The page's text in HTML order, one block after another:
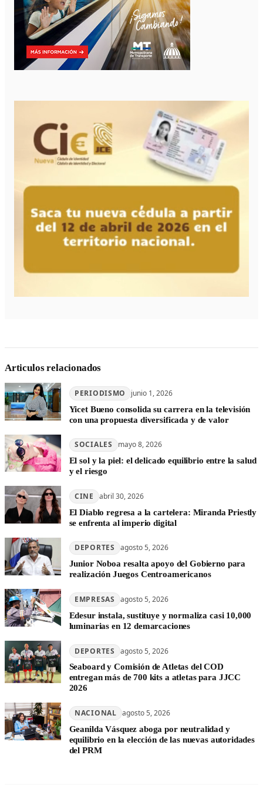
Articulos relacionados
PERIODISMO junio 1, 2026
Yicet Bueno consolida su carrera en la televisión
con una propuesta diversificada y de valor
SOCIALES mayo 8, 2026
El sol y la piel: el delicado equilibrio entre la salud
y el riesgo
CINE abril 30, 2026
El Diablo regresa a la cartelera: Miranda Priestly
se enfrenta al imperio digital
DEPORTES agosto 5, 2026
Junior Noboa resalta apoyo del Gobierno para
realización Juegos Centroamericanos
EMPRESAS agosto 5, 2026
Edesur instala, sustituye y normaliza casi 10,000
luminarias en 12 demarcaciones
DEPORTES agosto 5, 2026
Seaboard y Comisión de Atletas del COD
entregan más de 700 kits a atletas para JJCC
2026
NACIONAL agosto 5, 2026
Geanilda Vásquez aboga por neutralidad y
equilibrio en la elección de las nuevas autoridades
del PRM